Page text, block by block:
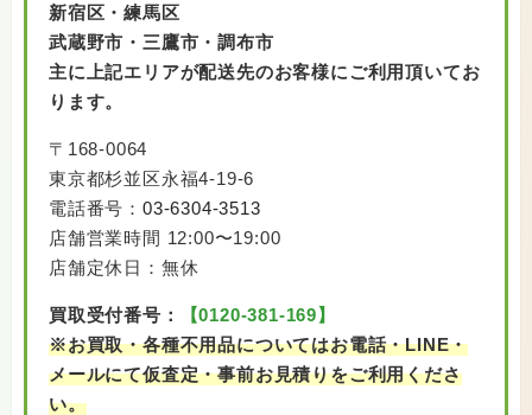
新宿区・練馬区
武蔵野市・三鷹市・調布市
主に上記エリアが配送先のお客様にご利用頂いてお
ります。
〒168-0064
東京都杉並区永福4-19-6
電話番号： 03-6304-3513
店舗営業時間 12:00〜19:00
店舗定休日：無休
買取受付番号：
【0120-381-169】
※お買取・各種不用品についてはお電話・LINE・
メールにて仮査定・事前お見積りをご利用くださ
い。